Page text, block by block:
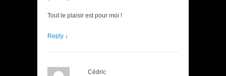
Tout le plaisir est pour moi !
Reply ↓
Cédric